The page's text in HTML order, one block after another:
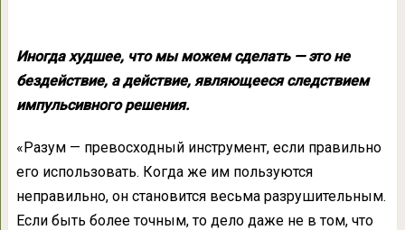
Иногда худшее, что мы можем сделать — это не
бездействие, а действие, являющееся следствием
импульсивного решения.
«Разум — превосходный инструмент, если правильно
его использовать. Когда же им пользуются
неправильно, он становится весьма разрушительным.
Если быть более точным, то дело даже не в том, что